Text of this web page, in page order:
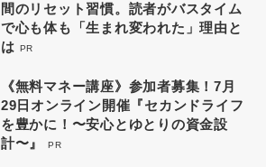
間のリセット習慣。読者がバスタイム
で心も体も「生まれ変われた」理由と
は PR
《無料マネー講座》参加者募集！7月
29日オンライン開催『セカンドライフ
を豊かに！〜安心とゆとりの資金設
計〜』
PR